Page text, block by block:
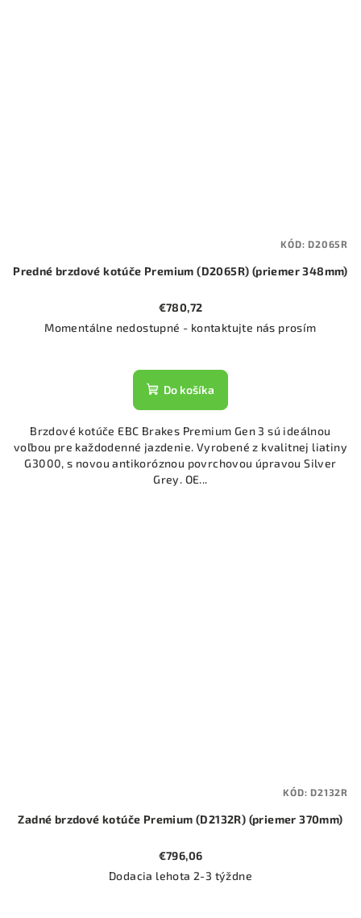
Predné brzdové kotúče Premium (D2065R) (priemer 348mm)
€780,72
Momentálne nedostupné - kontaktujte nás prosím
Do košíka
Brzdové kotúče EBC Brakes Premium Gen 3 sú ideálnou
voľbou pre každodenné jazdenie. Vyrobené z kvalitnej liatiny
G3000, s novou antikoróznou povrchovou úpravou Silver
Grey. OE...
KÓD:D2065R
Zadné brzdové kotúče Premium (D2132R) (priemer 370mm)
€796,06
Dodacia lehota 2-3 týždne
KÓD:D2132R